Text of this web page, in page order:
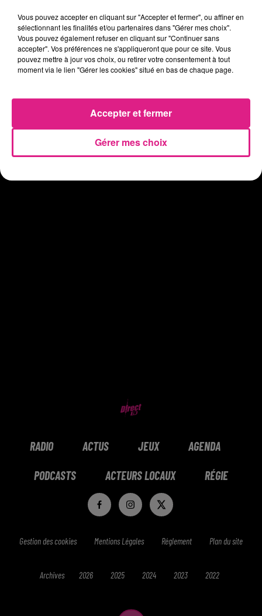
4 août 2026
Officiel : le lac de Madine reporte son feu d’artifice
4 août 2026
Eclipse Solaire du 12 août : où voir ce phénomène en Lorraine ?
31 juillet 2026
31 juillet 2026
Vosges : les feux d’artifice de Gérardmer sont annulés
RADIO ACTUS JEUX AGENDA
PODCASTS ACTEURS LOCAUX RÉGIE
Gestion des cookies Mentions Légales Réglement Plan du site
Archives 2026 2025 2024 2023 2022
Vous pouvez accepter en cliquant sur "Accepter et fermer", ou affiner en
sélectionnant les finalités et/ou partenaires dans "Gérer mes choix".
Vous pouvez également refuser en cliquant sur "Continuer sans
accepter". Vos préférences ne s'appliqueront que pour ce site. Vous
pouvez mettre à jour vos choix, ou retirer votre consentement à tout
moment via le lien "Gérer les cookies" situé en bas de chaque page.
Gérer mes choix
Accepter et fermer